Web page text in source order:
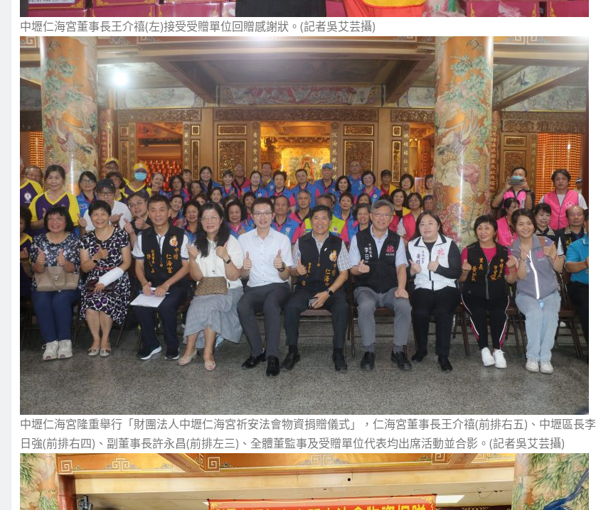
中壢仁海宮董事長王介禧(左)接受受贈單位回贈感謝狀。(記者吳艾芸攝)
中壢仁海宮隆重舉行「財團法人中壢仁海宮祈安法會物資捐贈儀式」，仁海宮董事長王介禧(前排右五)、中壢區長李
日強(前排右四)、副董事長許永昌(前排左三)、全體董監事及受贈單位代表均出席活動並合影。(記者吳艾芸攝)